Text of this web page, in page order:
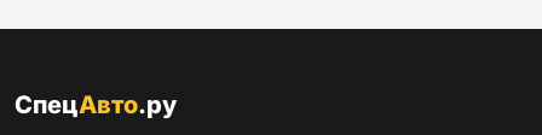
СпецАвто.ру